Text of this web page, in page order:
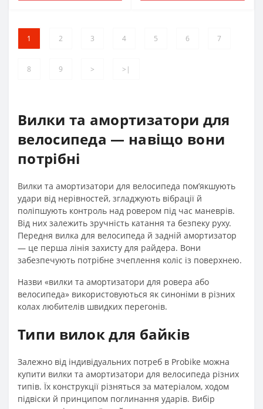
1 2 3 4 5 6 7
8 9 > >|
Вилки та амортизатори для
велосипеда — навіщо вони
потрібні
Вилки та амортизатори для велосипеда пом’якшують
удари від нерівностей, згладжують вібрації й
поліпшують контроль над ровером під час маневрів.
Від них залежить зручність катання та безпеку руху.
Передня вилка для велосипеда й задній амортизатор
— це перша лінія захисту для райдера. Вони
забезпечують потрібне зчеплення коліс із поверхнею.
Назви «вилки та амортизатори для ровера або
велосипеда» використовуються як синоніми в різних
колах любителів швидких перегонів.
Типи вилок для байків
Залежно від індивідуальних потреб в Probike можна
купити вилки та амортизатори для велосипеда різних
типів. Їх конструкції різняться за матеріалом, ходом
підвіски й принципом поглинання ударів. Вибір